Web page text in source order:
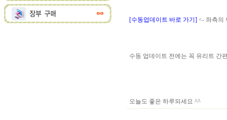
[수동업데이트 바로 가기] <- 좌측의
수동 업데이트 전에는 꼭 유리트 간
오늘도 좋은 하루되세요 ^^